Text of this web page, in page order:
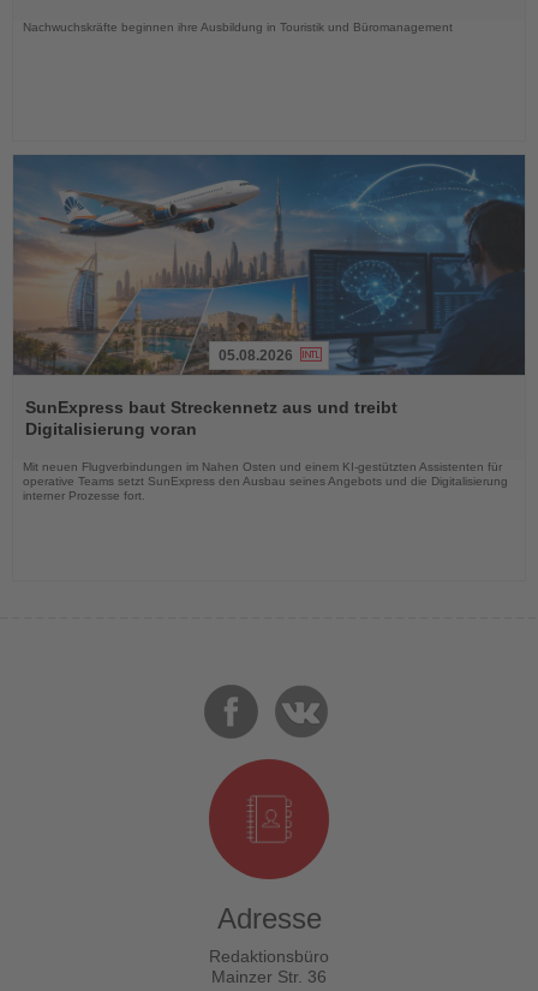
Nachwuchskräfte beginnen ihre Ausbildung in Touristik und Büromanagement
Sie
die
Nachrichten
05.08.2026
SunExpress baut Streckennetz aus und treibt
Digitalisierung voran
Mit neuen Flugverbindungen im Nahen Osten und einem KI-gestützten Assistenten für
operative Teams setzt SunExpress den Ausbau seines Angebots und die Digitalisierung
interner Prozesse fort.
Adresse
Redaktionsbüro
Mainzer Str. 36